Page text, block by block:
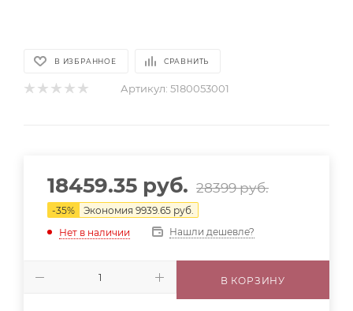
В ИЗБРАННОЕ СРАВНИТЬ
Артикул: 5180053001
18459.35 руб. 28399руб.
-35% Экономия 9939.65 руб.
Нет в наличии
Нашли дешевле?
В КОРЗИНУ